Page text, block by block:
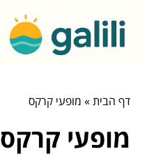
דף הבית» מופעי קרקס
מופעי קרקס